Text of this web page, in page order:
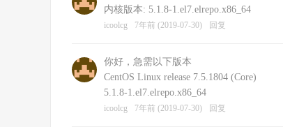
内核版本: 5.1.8-1.el7.elrepo.x86_64
icoolcg 7年前 (2019-07-30) 回复
你好，急需以下版本
CentOS Linux release 7.5.1804 (Core)
5.1.8-1.el7.elrepo.x86_64
icoolcg 7年前 (2019-07-30) 回复